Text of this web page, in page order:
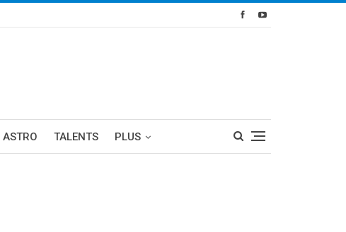
ASTRO TALENTS PLUS